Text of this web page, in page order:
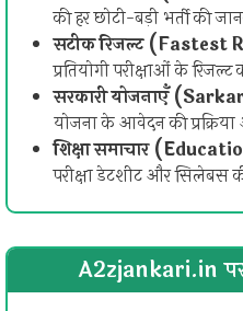
की हर छोटी-बड़ी भर्ती की
सटीक रिजल्ट (Fastest
प्रतियोगी परीक्षाओं के
सरकारी योजनाएँ
योजना के आवेदन की प्रक्रिया
शिक्षा समाचार
परीक्षा डेटशीट और सिलेबस
A2zjankari.in पर